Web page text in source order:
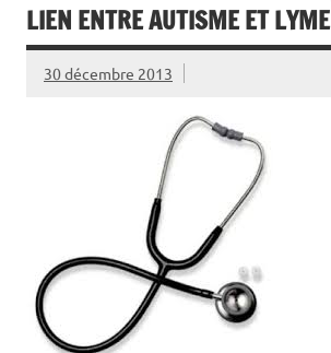
LIEN ENTRE AUTISME ET LYME
30 décembre 2013